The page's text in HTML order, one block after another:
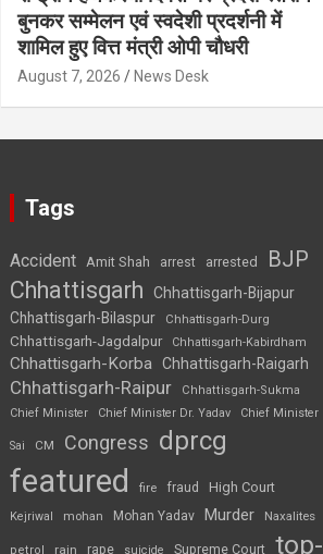
बुनकर सम्मेलन एवं स्वदेशी प्रदर्शनी में
शामिल हुए वित्त मंत्री ओपी चौधरी
August 7, 2026 News Desk
Tags
Accident Amit Shah arrest arrested BJP
Chhattisgarh
Chhattisgarh-Bijapur
Chhattisgarh-Bilaspur
Chhattisgarh-Durg
Chhattisgarh-Jagdalpur Chhattisgarh-Kabirdham
Chhattisgarh-Korba Chhattisgarh-Raigarh
Chhattisgarh-Raipur
Chhattisgarh-Sukma
Chief Minister
Chief Minister Dr. Yadav Chief Minister
Sai CM Congress dprcg
featured fire fraud High Court
Kejriwal mohan Mohan Yadav Murder Naxalites
petrol rain rape suicide Supreme Court top-